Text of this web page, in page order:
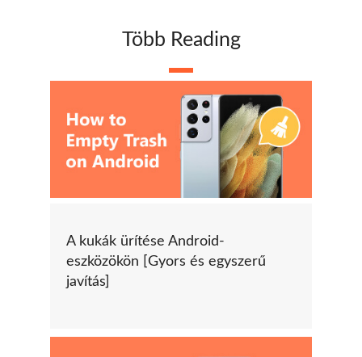
Több Reading
A kukák ürítése Android-
eszközökön [Gyors és egyszerű
javítás]